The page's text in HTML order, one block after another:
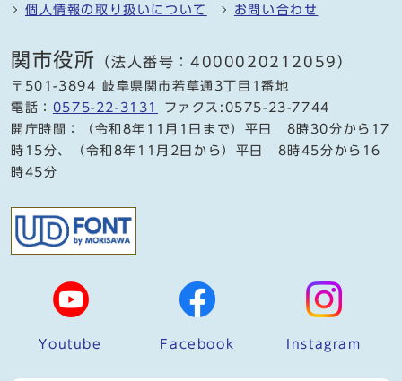
個人情報の取り扱いについて お問い合わせ
関市役所 （法人番号：4000020212059）
〒501-3894 岐阜県関市若草通3丁目1番地
電話： 0575-22-3131
ファクス:0575-23-7744
開庁時間：（令和8年11月1日まで）平日 8時30分から17
時15分、（令和8年11月2日から）平日 8時45分から16
時45分
Youtube Facebook Instagram